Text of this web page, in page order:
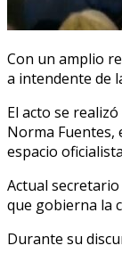
Con un amplio
a intendente de
El acto se
Norma Fuentes,
espacio
Actual
que gobierna la
Durante su